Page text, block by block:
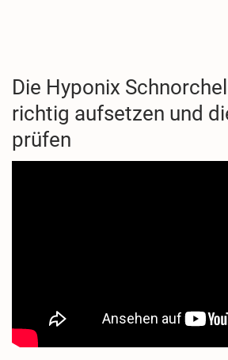
Die Hyponix
richtig aufsetzen und
prüfen